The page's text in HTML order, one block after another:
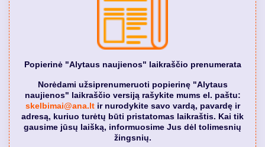
Popierinė "Alytaus naujienos" laikraščio prenumerata
Norėdami užsiprenumeruoti popierinę "Alytaus
naujienos" laikraščio versiją rašykite mums el. paštu:
skelbimai@ana.ltir nurodykite savo vardą, pavardę ir
adresą, kuriuo turėtų būti pristatomas laikraštis. Kai tik
gausime jūsų laišką, informuosime Jus dėl tolimesnių
žingsnių.